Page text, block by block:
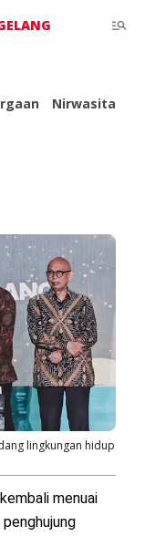
Nirwasita
lingkungan hidup
menuai